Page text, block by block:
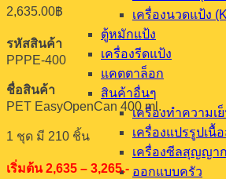
เครื่องนวดแป้ง
ตู้หมักแป้ง
เครื่องรีดแป้ง
แคตตาล็อก
สินค้าอื่นๆ
เครื่องทำความเ
เครื่องแปรรูปเนื้
เครื่องซีลสุญญา
ออกแบบครัว
2,635.00฿
รหัสสินค้า
PPPE-400
ชื่อสินค้า
PET EasyOpenCan 400 ml.
1 ชุด มี 210 ชิ้น
เริ่มต้น 2,635 – 3,265.-